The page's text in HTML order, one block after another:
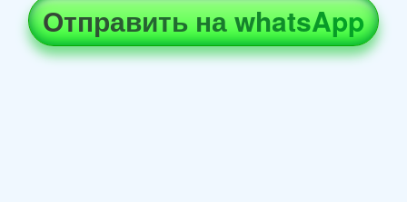
Отправить на whatsApp